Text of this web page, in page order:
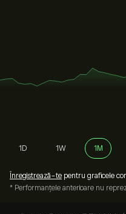
1D 1W 1M
Înregistrează-te pentru graficele
* Performanțele anterioare nu